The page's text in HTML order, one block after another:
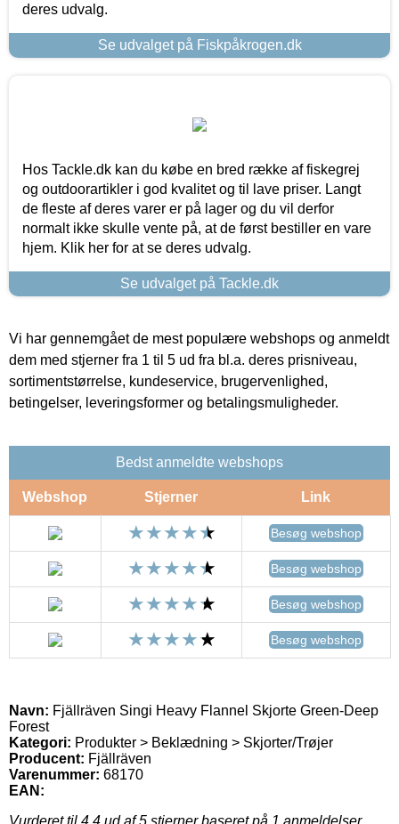
deres udvalg.
Se udvalget på Fiskpåkrogen.dk
Hos Tackle.dk kan du købe en bred række af fiskegrej
og outdoorartikler i god kvalitet og til lave priser. Langt
de fleste af deres varer er på lager og du vil derfor
normalt ikke skulle vente på, at de først bestiller en vare
hjem. Klik her for at se deres udvalg.
Se udvalget på Tackle.dk
Vi har gennemgået de mest populære webshops og anmeldt
dem med stjerner fra 1 til 5 ud fra bl.a. deres prisniveau,
sortimentstørrelse, kundeservice, brugervenlighed,
betingelser, leveringsformer og betalingsmuligheder.
Bedst anmeldte webshops
Webshop Stjerner Link
Besøg webshop
Besøg webshop
Besøg webshop
Besøg webshop
Navn: Fjällräven Singi Heavy Flannel Skjorte Green-Deep
Forest
Kategori: Produkter > Beklædning > Skjorter/Trøjer
Producent: Fjällräven
Varenummer: 68170
EAN:
Vurderet til 4.4 ud af 5 stjerner baseret på 1 anmeldelser